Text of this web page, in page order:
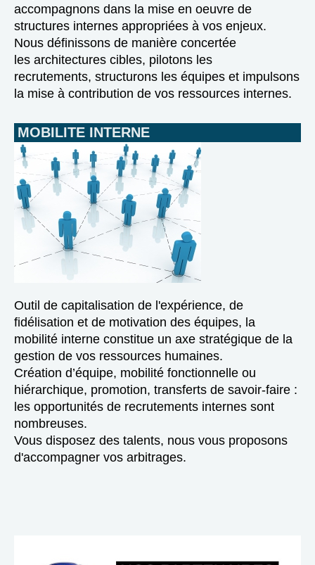
accompagnons dans la mise en oeuvre de
structures internes appropriées à vos enjeux.
Nous définissons de manière concertée
les architectures cibles, pilotons les
recrutements, structurons les équipes et impulsons
la mise à contribution de vos ressources internes.
MOBILITE INTERNE
Outil de capitalisation de l'expérience, de
fidélisation et de motivation des équipes, la
mobilité interne constitue un axe stratégique de la
gestion de vos ressources humaines.
Création d’équipe, mobilité fonctionnelle ou
hiérarchique, promotion, transferts de savoir-faire :
les opportunités de recrutements internes sont
nombreuses.
Vous disposez des talents, nous vous proposons
d'accompagner vos arbitrages.